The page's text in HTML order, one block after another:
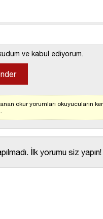
ve kabul ediyorum.
okur yorumları okuyucuların
İlk yorumu siz yapın!